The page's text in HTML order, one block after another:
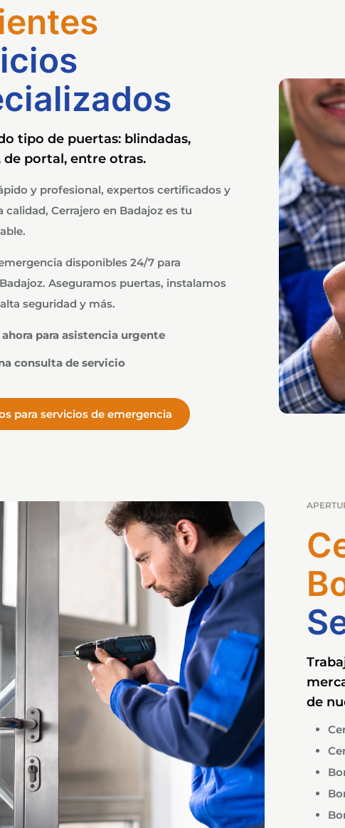
tipo de puertas: blindadas,
de portal, entre otras.
y profesional, expertos certificados y
calidad, Cerrajero en Badajoz es tu
disponibles 24/7 para
Aseguramos puertas, instalamos
seguridad y más.
para asistencia urgente
consulta de servicio
para servicios de emergencia
de